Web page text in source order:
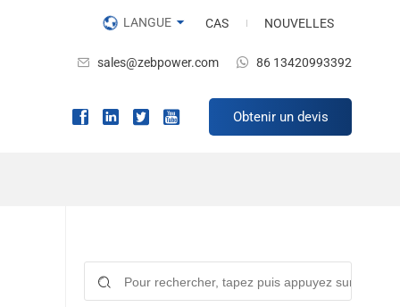
LANGUE CAS NOUVELLES
sales@zebpower.com 86 13420993392
Obtenir un devis